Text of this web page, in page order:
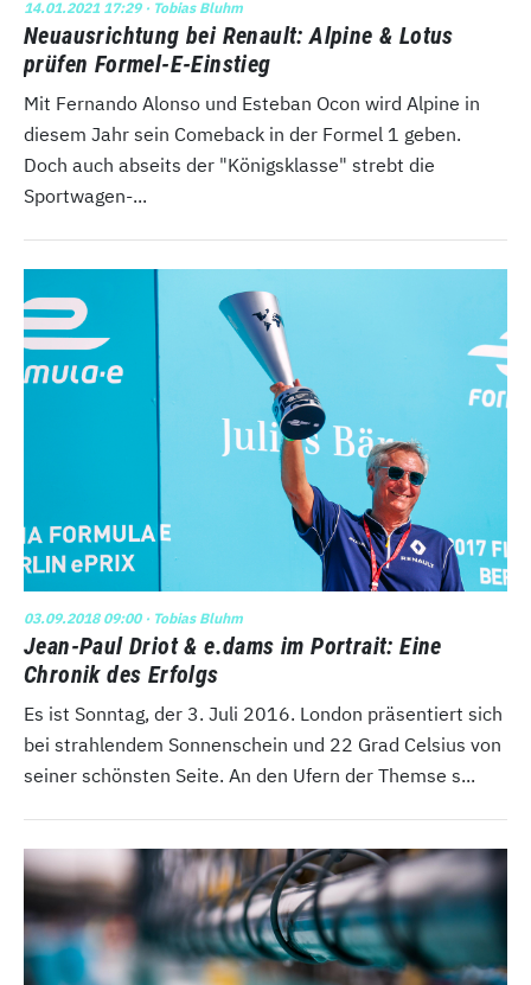
14.01.2021 17:29· Tobias Bluhm
Neuausrichtung bei Renault: Alpine & Lotus
prüfen Formel-E-Einstieg
Mit Fernando Alonso und Esteban Ocon wird Alpine in
diesem Jahr sein Comeback in der Formel 1 geben.
Doch auch abseits der "Königsklasse" strebt die
Sportwagen-...
03.09.2018 09:00· Tobias Bluhm
Jean-Paul Driot & e.dams im Portrait: Eine
Chronik des Erfolgs
Es ist Sonntag, der 3. Juli 2016. London präsentiert sich
bei strahlendem Sonnenschein und 22 Grad Celsius von
seiner schönsten Seite. An den Ufern der Themse s...